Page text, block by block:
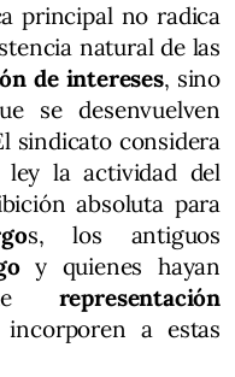
principal no radica
natural de las
de intereses, sino
se desenvuelven
sindicato considera
ley la actividad del
absoluta para
s, los antiguos
y quienes hayan
representación
incorporen a estas